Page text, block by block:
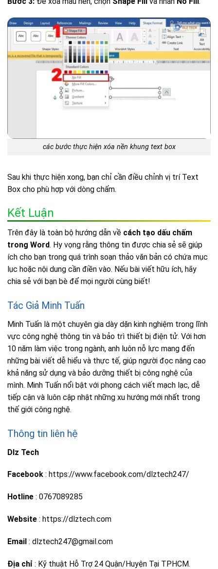
các bước thực hiện xóa nền khung text box
Sau khi thực hiện xong, bạn chỉ cần điều chỉnh vị trí Text
Box cho phù hợp với dòng chấm.
Kết Luận
Trên đây là toàn bộ hướng dẫn về cách tạo dấu chấm
trong Word. Hy vọng rằng thông tin được chia sẻ sẽ giúp
ích cho bạn trong quá trình soạn thảo văn bản có chứa mục
lục hoặc nội dung cần điền vào. Nếu bài viết hữu ích, hãy
chia sẻ với bạn bè để mọi người cùng biết!
Tác Giả Minh Tuấn
Minh Tuấn là một chuyên gia dày dặn kinh nghiệm trong lĩnh
vực công nghệ thông tin và bảo trì thiết bị điện tử. Với hơn
10 năm làm việc trong ngành, anh luôn nỗ lực mang đến
những bài viết dễ hiểu và thực tế, giúp người đọc nâng cao
khả năng sử dụng và bảo dưỡng thiết bị công nghệ của
mình. Minh Tuấn nổi bật với phong cách viết mạch lạc, dễ
tiếp cận và luôn cập nhật những xu hướng mới nhất trong
thế giới công nghệ.
Thông tin liên hệ
Dlz Tech
Facebook : https://www.facebook.com/dlztech247/
Hotline : 0767089285
Website : https://dlztech.com
Email : dlztech247@gmail.com
Địa chỉ : Kỹ thuật Hỗ Trợ 24 Quận/Huyện Tại TPHCM.